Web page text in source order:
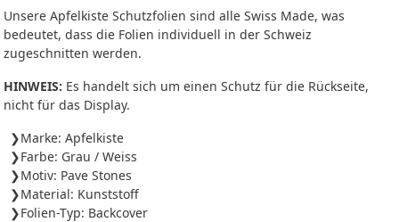
Unsere Apfelkiste Schutzfolien sind alle Swiss Made, was
bedeutet, dass die Folien individuell in der Schweiz
zugeschnitten werden.
HINWEIS: Es handelt sich um einen Schutz für die Rückseite,
nicht für das Display.
Marke: Apfelkiste
Farbe: Grau / Weiss
Motiv: Pave Stones
Material: Kunststoff
Folien-Typ: Backcover